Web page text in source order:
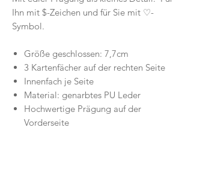
Ihn mit $-Zeichen und für Sie mit ♡-
Symbol.
Größe geschlossen: 7,7cm
3 Kartenfächer auf der rechten Seite
Innenfach je Seite
Material: genarbtes PU Leder
Hochwertige Prägung auf der
Vorderseite